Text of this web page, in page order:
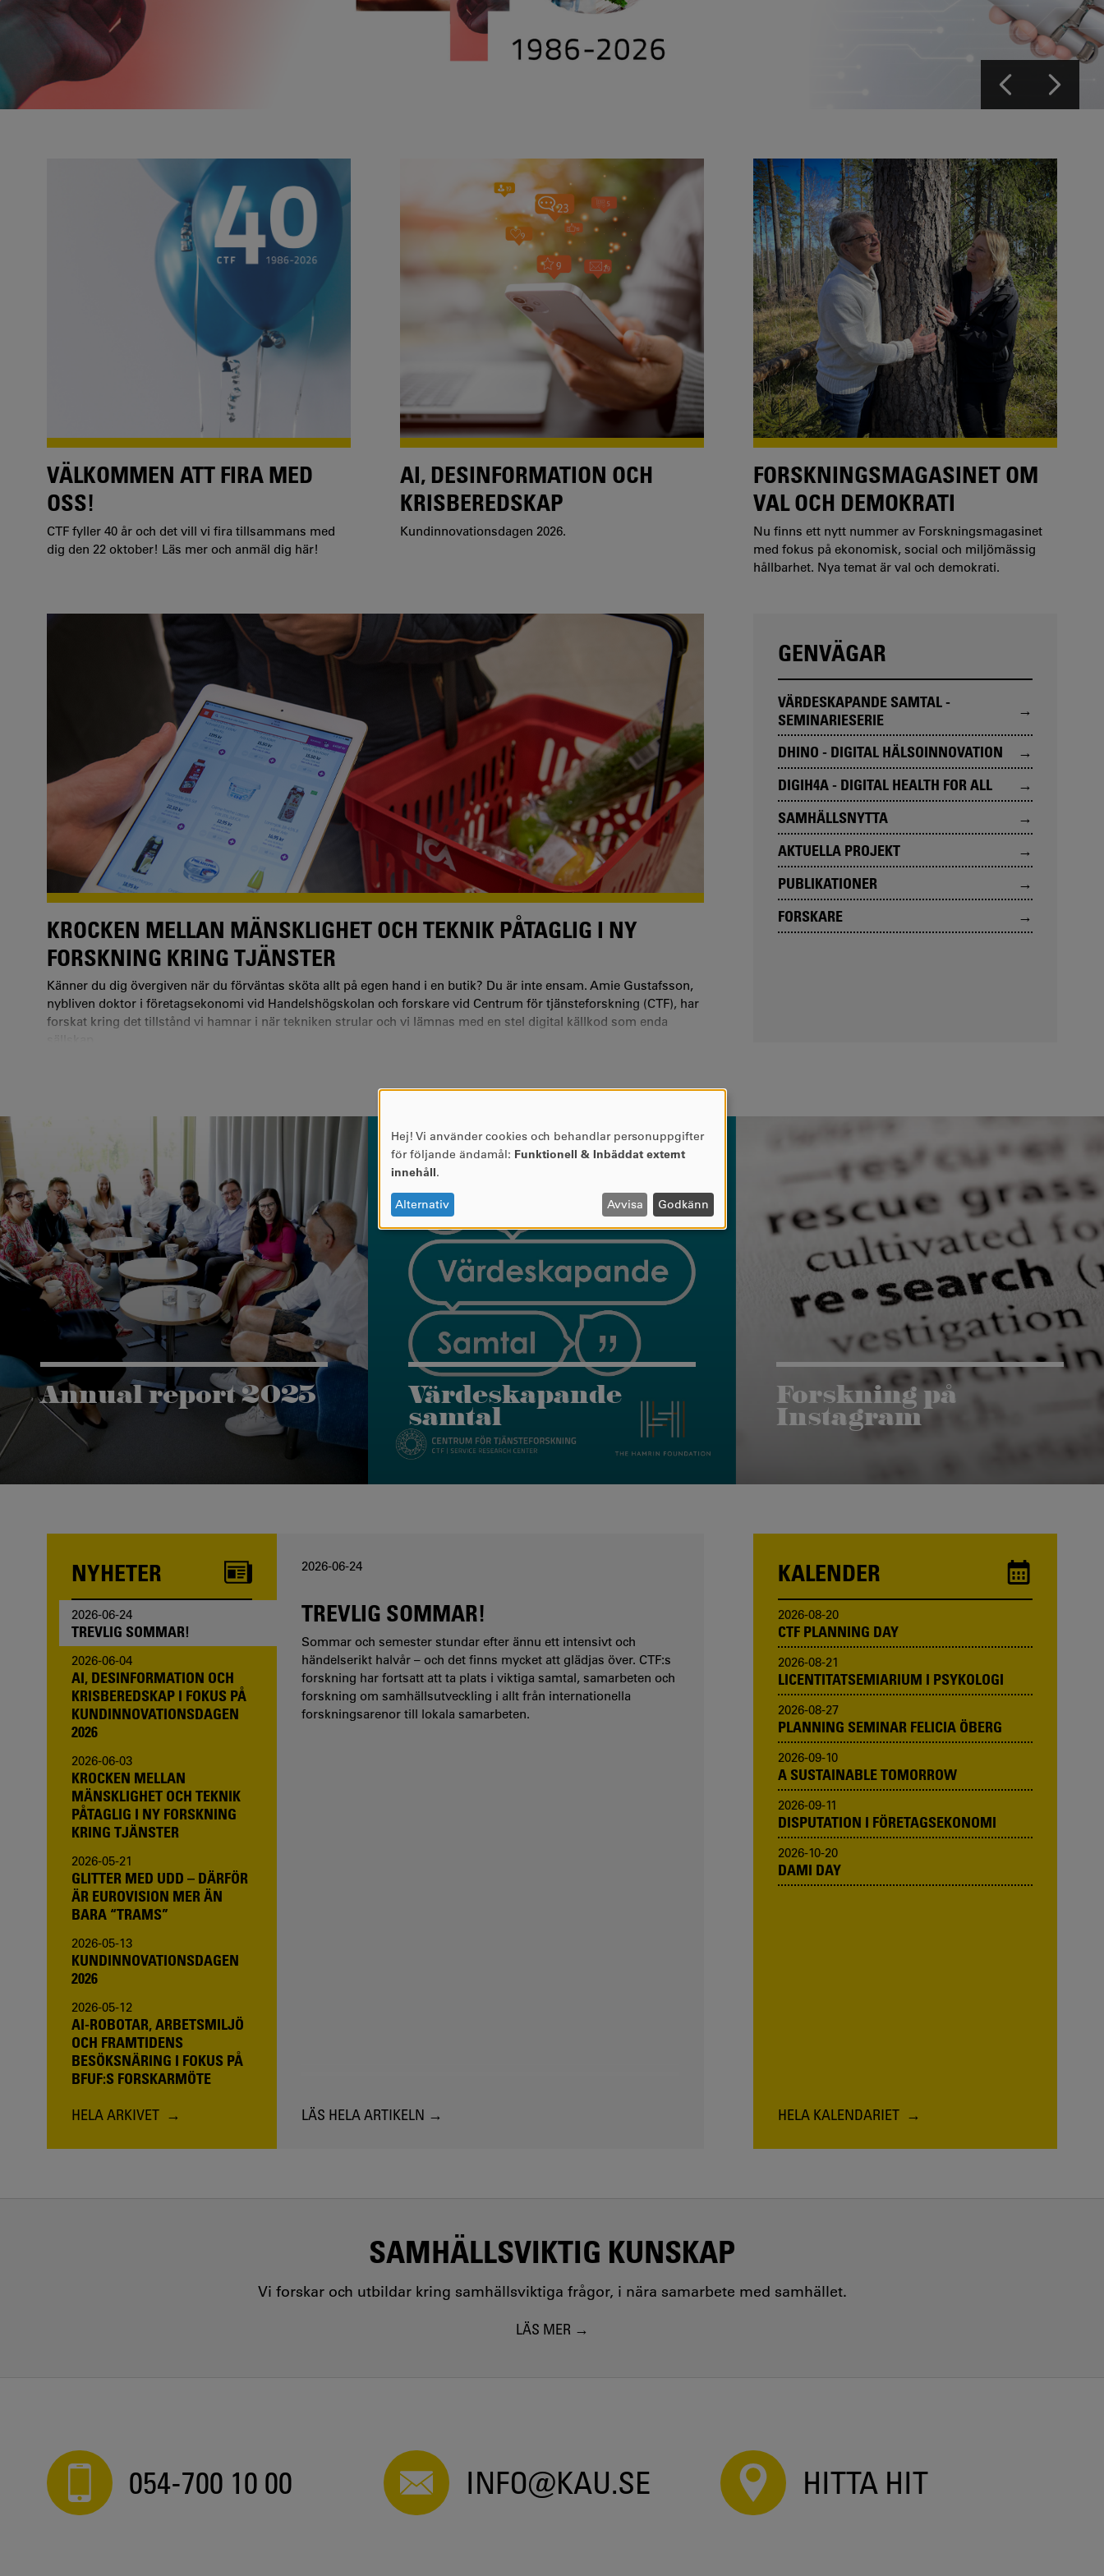
VÄLKOMMEN ATT FIRA MED
OSS!
CTF fyller 40 år och det vill vi fira tillsammans med
dig den 22 oktober! Läs mer och anmäl dig här!
AI, DESINFORMATION OCH
KRISBEREDSKAP
Kundinnovationsdagen 2026.
FORSKNINGSMAGASINET OM
VAL OCH DEMOKRATI
Nu finns ett nytt nummer av Forskningsmagasinet
med fokus på ekonomisk, social och miljömässig
hållbarhet. Nya temat är val och demokrati.
KROCKEN MELLAN MÄNSKLIGHET OCH TEKNIK PÅTAGLIG I NY
FORSKNING KRING TJÄNSTER
Känner du dig övergiven när du förväntas sköta allt på egen hand i en butik? Du är inte ensam. Amie Gustafsson,
nybliven doktor i företagsekonomi vid Handelshögskolan och forskare vid Centrum för tjänsteforskning (CTF), har
forskat kring det tillstånd vi hamnar i när tekniken strular och vi lämnas med en stel digital källkod som enda
GENVÄGAR
VÄRDESKAPANDE SAMTAL -
SEMINARIESERIE
DHINO - DIGITAL HÄLSOINNOVATION
DIGIH4A - DIGITAL HEALTH FOR ALL
SAMHÄLLSNYTTA
AKTUELLA PROJEKT
PUBLIKATIONER
FORSKARE
Annual report 2025
Vår årsrapport ger dig en inblick i vår forskning
och höjdpunkter från det gångna året.
Värdeskapande
samtal
Här kan du se alla 12 avsnitt i seminarieserie
Forskning på
Instagram
NYHETER
2026-06-24
TREVLIG SOMMAR!
2026-06-04
AI, DESINFORMATION OCH
KRISBEREDSKAP I FOKUS PÅ
KUNDINNOVATIONSDAGEN
2026
2026-06-03
KROCKEN MELLAN
MÄNSKLIGHET OCH TEKNIK
PÅTAGLIG I NY FORSKNING
KRING TJÄNSTER
2026-05-21
GLITTER MED UDD – DÄRFÖR
ÄR EUROVISION MER ÄN
BARA “TRAMS”
2026-05-13
KUNDINNOVATIONSDAGEN
2026
2026-05-12
AI-ROBOTAR, ARBETSMILJÖ
OCH FRAMTIDENS
BESÖKSNÄRING I FOKUS PÅ
BFUF:S FORSKARMÖTE
HELA ARKIVET
2026-06-24
TREVLIG SOMMAR!
Sommar och semester stundar efter ännu ett intensivt och
händelserikt halvår – och det finns mycket att glädjas över. CTF:s
forskning har fortsatt att ta plats i viktiga samtal, samarbeten och
forskning om samhällsutveckling i allt från internationella
forskningsarenor till lokala samarbeten.
LÄS HELA ARTIKELN
KALENDER
2026-08-20
CTF PLANNING DAY
2026-08-21
LICENTITATSEMIARIUM I PSYKOLOGI
2026-08-27
PLANNING SEMINAR FELICIA ÖBERG
2026-09-10
A SUSTAINABLE TOMORROW
2026-09-11
DISPUTATION I FÖRETAGSEKONOMI
2026-10-20
DAMI DAY
HELA KALENDARIET
SAMHÄLLSVIKTIG KUNSKAP
Vi forskar och utbildar kring samhällsviktiga frågor, i nära samarbete med samhället.
LÄS MER
054-700 10 00 INFO@KAU.SE HITTA HIT
ANVÄNDNING
AV
OCH
COOKIES
Hej! Vi använder cookies och behandlar personuppgifter
för följande ändamål: Funktionell & Inbäddat externt
innehåll.
Alternativ Avvisa Godkänn